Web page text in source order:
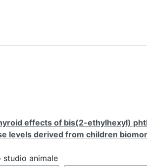
effects of bis(2-ethylhexyl)
levels derived from children
studio animale